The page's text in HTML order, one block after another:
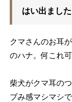
はい出まし
クマさんのお耳
のハナ。何これ
柴犬がクマ耳の
ブみ感マシマシで